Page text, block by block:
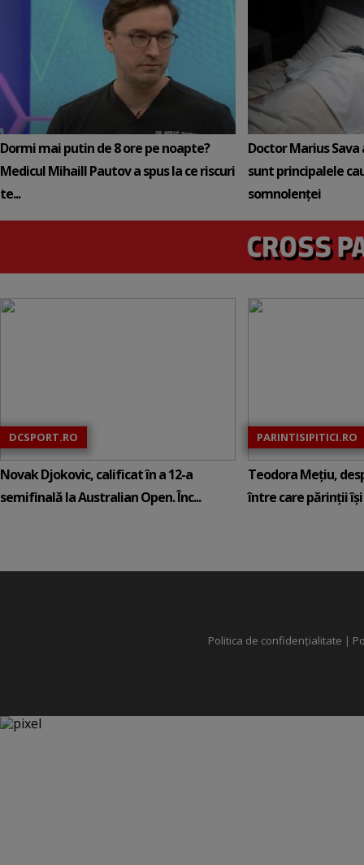
Dormi mai putin de 8 ore pe noapte?
Medicul Mihaill Pautov a spus la ce riscuri
te...
Doctor Marius
sunt principalele
somnolenței
DCSPORT.RO
Novak Djokovic, calificat în a 12-a
semifinală la Australian Open. Înc...
PARINTISIPITICI.RO
Teodora Mețiu,
între care părinții își
Politica de confidențialitate |